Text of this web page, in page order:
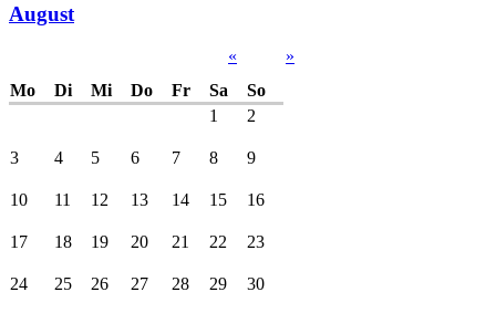
August
«
»
Mo
Di Mi Do Fr Sa
So
1
2
3 4 5 6 7 8 9
10 11 12 13 14 15 16
17 18 19 20 21 22 23
24 25 26 27 28 29 30